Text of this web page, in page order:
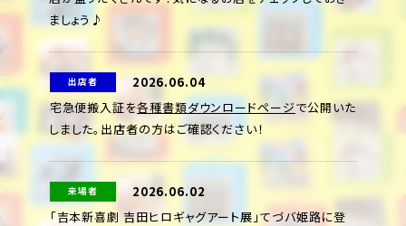
ましょう♪
出店者
2026.06.04
宅急便搬入証を各種書類ダウンロードページで公開いた
しました。出店者の方はご確認ください！
来場者
2026.06.02
「吉本新喜劇 吉田ヒロギャグアート展」てづバ姫路に登